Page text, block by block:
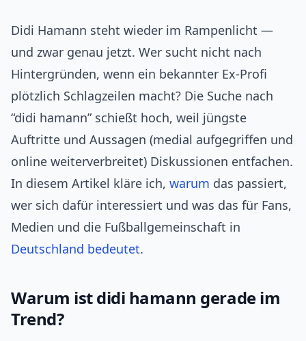
Didi Hamann steht wieder im Rampenlicht —
und zwar genau jetzt. Wer sucht nicht nach
Hintergründen, wenn ein bekannter Ex-Profi
plötzlich Schlagzeilen macht? Die Suche nach
“didi hamann” schießt hoch, weil jüngste
Auftritte und Aussagen (medial aufgegriffen und
online weiterverbreitet) Diskussionen entfachen.
In diesem Artikel kläre ich, warum das passiert,
wer sich dafür interessiert und was das für Fans,
Medien und die Fußballgemeinschaft in
Deutschland bedeutet.
Warum ist didi hamann gerade im
Trend?